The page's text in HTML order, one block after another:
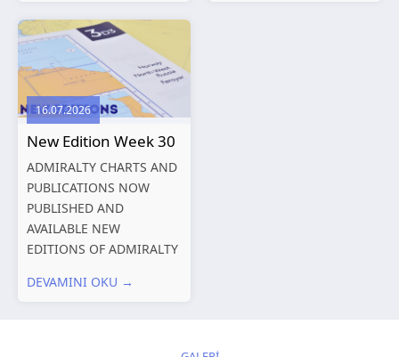
Charts published 06
August 2026 Chart Title,
limits and other remarks
1602 China – Chang...
16.07.2026
New Edition Week 30
ADMIRALTY CHARTS AND
PUBLICATIONS NOW
PUBLISHED AND
AVAILABLE NEW
EDITIONS OF ADMIRALTY
PUBLICATIONS New
DEVAMINI OKU →